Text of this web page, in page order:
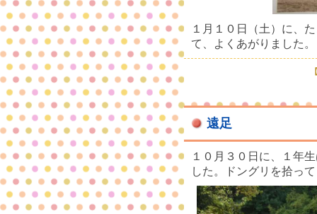
１月１０日（土）に、
て、よくあがりました。
遠足
１０月３０日に、１年
した。ドングリを拾っ